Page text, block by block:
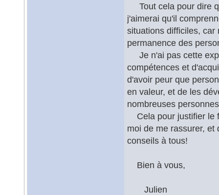
Tout cela pour dire
j'aimerai qu'il
situations difficiles, car
permanence des
Je n'ai pas cette
compétences et
d'avoir peur que
en valeur, et de les
nombreuses
Cela pour justifier le
moi de me rassurer, et
conseils à tous!
Bien à vous,
Julien